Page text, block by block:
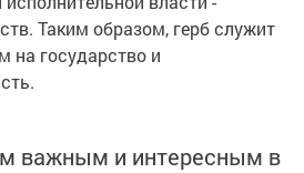
Таким образом, герб служит
государство и
важным и интересным в